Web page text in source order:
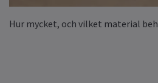
Hur mycket, och vilket material